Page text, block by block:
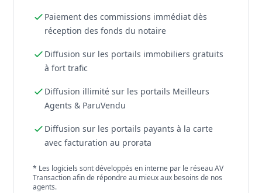
Paiement des commissions immédiat dès
réception des fonds du notaire
Diffusion sur les portails immobiliers gratuits
à fort trafic
Diffusion illimité sur les portails Meilleurs
Agents & ParuVendu
Diffusion sur les portails payants à la carte
avec facturation au prorata
* Les logiciels sont développés en interne par le réseau AV
Transaction afin de répondre au mieux aux besoins de nos
agents.